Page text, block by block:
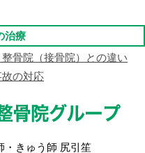
治療
骨院（接骨院）との違い
の対応
・きゅう師 尻引笙